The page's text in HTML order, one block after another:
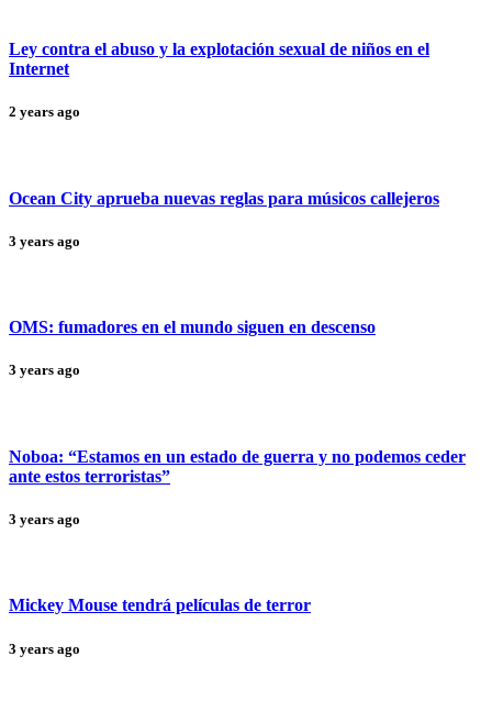
Ley contra el abuso y la explotación sexual de niños en el
Internet
2 years ago
Ocean City aprueba nuevas reglas para músicos callejeros
3 years ago
OMS: fumadores en el mundo siguen en descenso
3 years ago
Noboa: “Estamos en un estado de guerra y no podemos ceder
ante estos terroristas”
3 years ago
Mickey Mouse tendrá películas de terror
3 years ago